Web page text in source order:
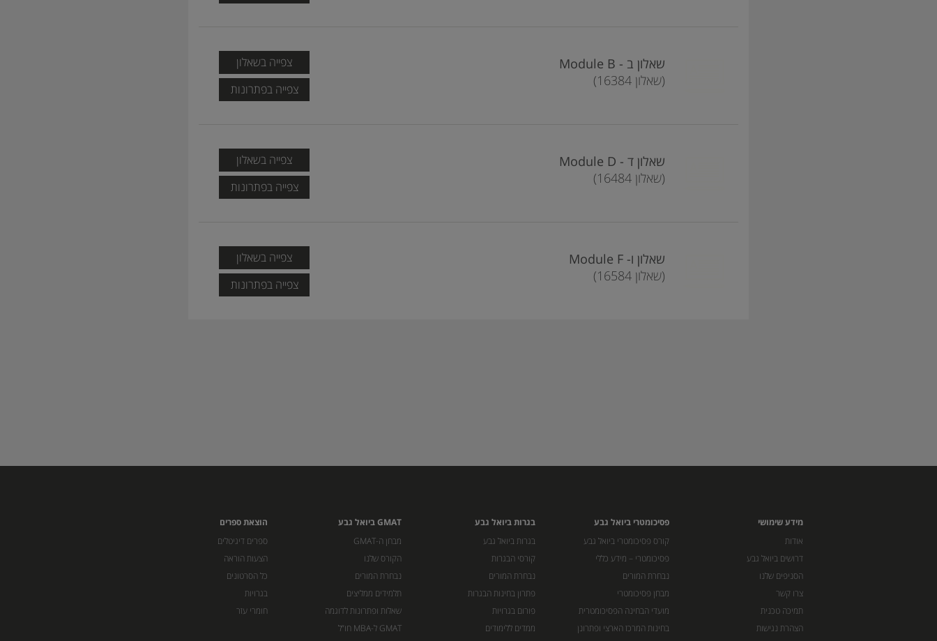
שאלון ב - Module B
(שאלון 16384)
צפייה בשאלון
צפייה בפתרונות
שאלון ד - Module D
(שאלון 16484)
צפייה בשאלון
צפייה בפתרונות
שאלון ו- Module F
(שאלון 16584)
צפייה בשאלון
צפייה בפתרונות
מידע שימושי
אודות
דרושים ביואל גבע
הסניפים שלנו
צרו קשר
תמיכה טכנית
הצהרת נגישות
פסיכומטרי ביואל גבע
קורס פסיכומטרי ביואל גבע
פסיכומטרי – מידע כללי
נבחרת המורים
מבחן פסיכומטרי
מועדי הבחינה הפסיכומטרית
בחינות המרכז הארצי ופתרונן
בגרות ביואל גבע
בגרות ביואל גבע
קורסי הבגרות
נבחרת המורים
פתרון בחינות הבגרות
פורום בגרויות
ממדים ללימודים
GMAT ביואל גבע
מבחן ה-GMAT
הקורס שלנו
נבחרת המורים
תלמידים ממליצים
שאלות ופתרונות לדוגמה
GMAT ל-MBA חו”ל
הוצאת ספרים
ספרים דיגיטלים
הצעות הוראה
כל הסרטונים
בגרויות
חומרי עזר